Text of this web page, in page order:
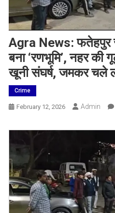
Agra News: फतेहपुर
बना ‘रणभूमि’, नहर की
खूनी संघर्ष, जमकर चले
Crime
February 12, 2026 Admin